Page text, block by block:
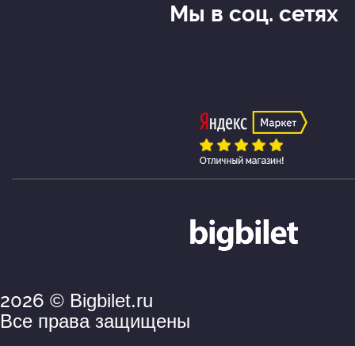
2026 © Bigbilet.ru
Все права защищены
Мы в соц. сетях